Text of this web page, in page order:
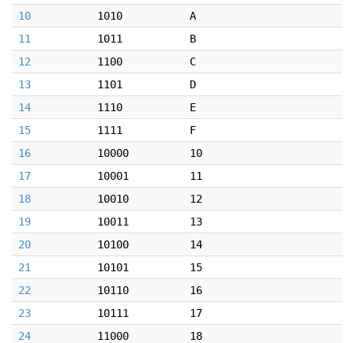
10
1010
A
11
1011
B
12
1100
C
13
1101
D
14
1110
E
15
1111
F
16
10000
10
17
10001
11
18
10010
12
19
10011
13
20
10100
14
21
10101
15
22
10110
16
23
10111
17
24
11000
18